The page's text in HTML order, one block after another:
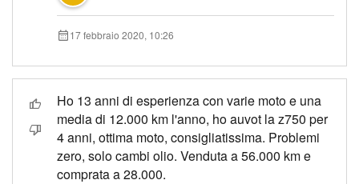
17 febbraio 2020, 10:26
Ho 13 anni di esperienza con varie moto e una
media di 12.000 km l'anno, ho auvot la z750 per
4 anni, ottima moto, consigliatissima. Problemi
zero, solo cambi olio. Venduta a 56.000 km e
comprata a 28.000.